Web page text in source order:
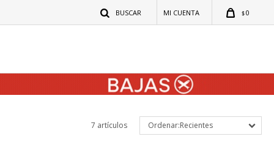
$0
7 artículos Recientes